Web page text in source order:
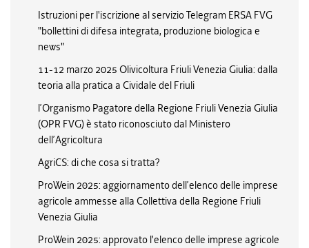
Istruzioni per l'iscrizione al servizio Telegram ERSA FVG
"bollettini di difesa integrata, produzione biologica e
news"
11-12 marzo 2025 Olivicoltura Friuli Venezia Giulia: dalla
teoria alla pratica a Cividale del Friuli
l’Organismo Pagatore della Regione Friuli Venezia Giulia
(OPR FVG) è stato riconosciuto dal Ministero
dell’Agricoltura
AgriCS: di che cosa si tratta?
ProWein 2025: aggiornamento dell’elenco delle imprese
agricole ammesse alla Collettiva della Regione Friuli
Venezia Giulia
ProWein 2025: approvato l'elenco delle imprese agricole